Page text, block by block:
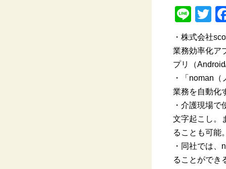
Line
・株式会社
業務効率化ア
プリ（
・「 noman
業務を自動化
・介護現場
文字起こし。
ることも可能。
・同社では、
ることができ